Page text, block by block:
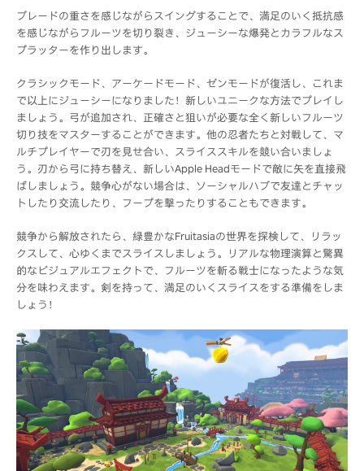
ブレードの重さを感じながらスイングすることで、満足のいく抵抗感
を感じながらフルーツを切り裂き、ジューシーな爆発とカラフルなス
プラッターを作り出します。
クラシックモード、アーケードモード、ゼンモードが復活し、これま
で以上にジューシーになりました！新しいユニークな方法でプレイし
ましょう。弓が追加され、正確さと狙いが必要な全く新しいフルーツ
切り技をマスターすることができます。他の忍者たちと対戦して、マ
ルチプレイヤーで刃を見せ合い、スライススキルを競い合いましょ
う。刃から弓に持ち替え、新しいApple Headモードで敵に矢を直接飛
ばしましょう。競争心がない場合は、ソーシャルハブで友達とチャッ
トしたり交流したり、フープを撃ったりすることもできます。
競争から解放されたら、緑豊かなFruitasiaの世界を探検して、リラッ
クスして、心ゆくまでスライスしましょう。リアルな物理演算と驚異
的なビジュアルエフェクトで、フルーツを斬る戦士になったような気
分を味わえます。剣を持って、満足のいくスライスをする準備をしま
しょう！